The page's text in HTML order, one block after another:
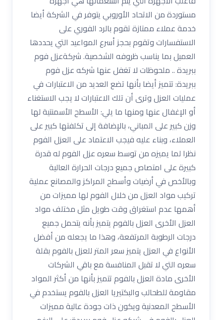
مستوردة من الاتحاد الأوروبي يتوفر في الشركة أيضا
خدمة عملاء ممتازة تقوم بالرد الفوري على
الاستفسارات وتقوم بحجز أسرع المواعيد التي يحددها
العميل بما يناسب ظروفه الشخصية. شركةعزل فوم
ببريدة .. ملحوظات لا تغفل عنها شركه عزل فوم
ببريدة: تتميز أيضا بأنها تضع العديد من الاعتبارات في
عمليات العزل وترى أن تلك الاعتبارات لا يجب الاستغناء
أو الإغفال عنها ومنها ما يلي: الأسطح الأسمنتية لها
وزن كبير على المباني، بالإضافة إلى تكلفتها كبير على
العملاء، وبناء عليه فيجب الاعتماد على العزل الفوم
نظرا لما يميزه من توسط سعره عزل الفوم له قدرة
كبيرة على امتصاص جميع درجات الحرارة العالية
وبالأخص في أرضيات وأسطح المراكز والمصانع عملية
تركيب مواد العزل من خلال الفوم لها مميزات من
أهمها عدم استغراق وقت طويل مثل مختلف مواد
العزل الأخرى العزل بالفوم يتميز بأنه يتحمل جميع
درجات الرطوبة المرتفعة، وهذا ما يجعله من أفضل
الأنواع في العزل يتميز سعر المتر للعزل بالفوم بقلة
سعره التي لا تقبل المنافسة مع باقي الشركات
الأخرى مادة العزل بالفوم تتميز بأنها من أكثر المواد
مقاومة للطحالب والبكتيريا العزل بالفوم يستخدم في
الأسطح المعدنية ويكون ذات جودة عالية مميزات